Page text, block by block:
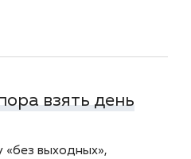
взять день
выходных»,